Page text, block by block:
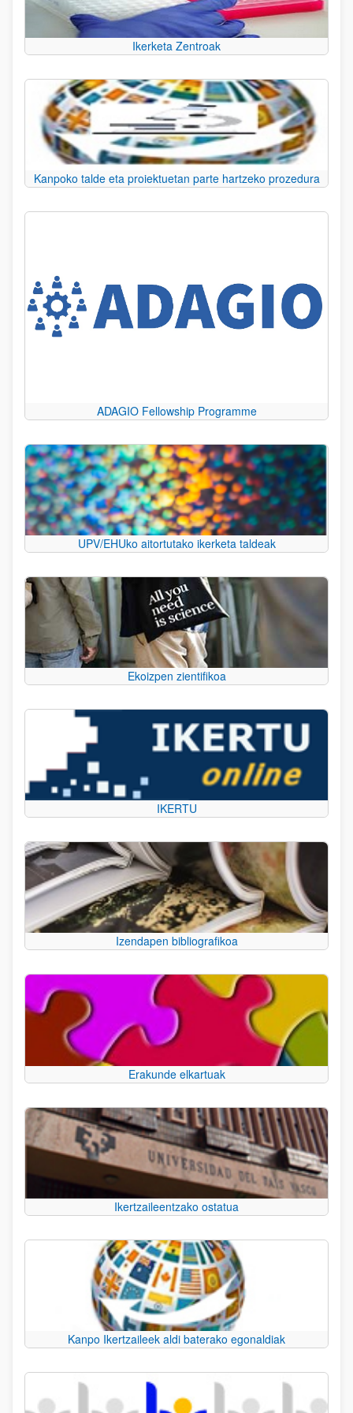
Ikerketa Zentroak
Kanpoko talde eta proiektuetan parte hartzeko prozedura
ADAGIO Fellowship Programme
UPV/EHUko aitortutako ikerketa taldeak
Ekoizpen zientifikoa
IKERTU
Izendapen bibliografikoa
Erakunde elkartuak
Ikertzaileentzako ostatua
Kanpo Ikertzaileek aldi baterako egonaldiak